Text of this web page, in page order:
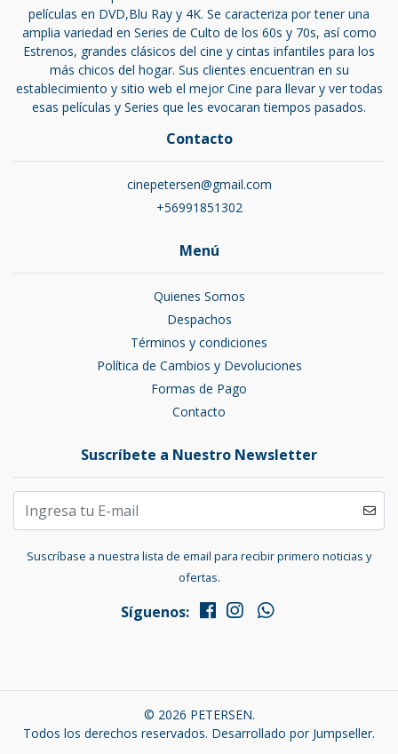
películas en DVD,Blu Ray y 4K. Se caracteriza por tener una
amplia variedad en Series de Culto de los 60s y 70s, así como
Estrenos, grandes clásicos del cine y cintas infantiles para los
más chicos del hogar. Sus clientes encuentran en su
establecimiento y sitio web el mejor Cine para llevar y ver todas
esas películas y Series que les evocaran tiempos pasados.
Contacto
cinepetersen@gmail.com
+56991851302
Menú
Quienes Somos
Despachos
Términos y condiciones
Política de Cambios y Devoluciones
Formas de Pago
Contacto
Suscríbete a Nuestro Newsletter
Suscríbase a nuestra lista de email para recibir primero noticias y
ofertas.
Síguenos:
© 2026 PETERSEN.
Todos los derechos reservados. Desarrollado por Jumpseller.